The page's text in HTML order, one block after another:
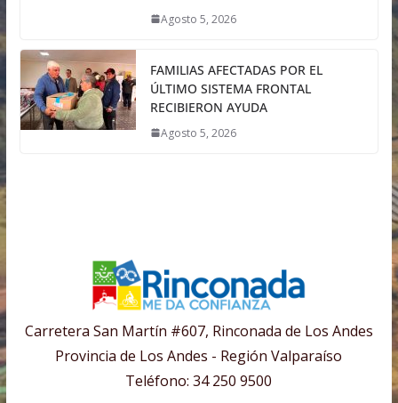
Agosto 5, 2026
FAMILIAS AFECTADAS POR EL
ÚLTIMO SISTEMA FRONTAL
RECIBIERON AYUDA
Agosto 5, 2026
Carretera San Martín #607, Rinconada de Los Andes
Provincia de Los Andes - Región Valparaíso
Teléfono: 34 250 9500